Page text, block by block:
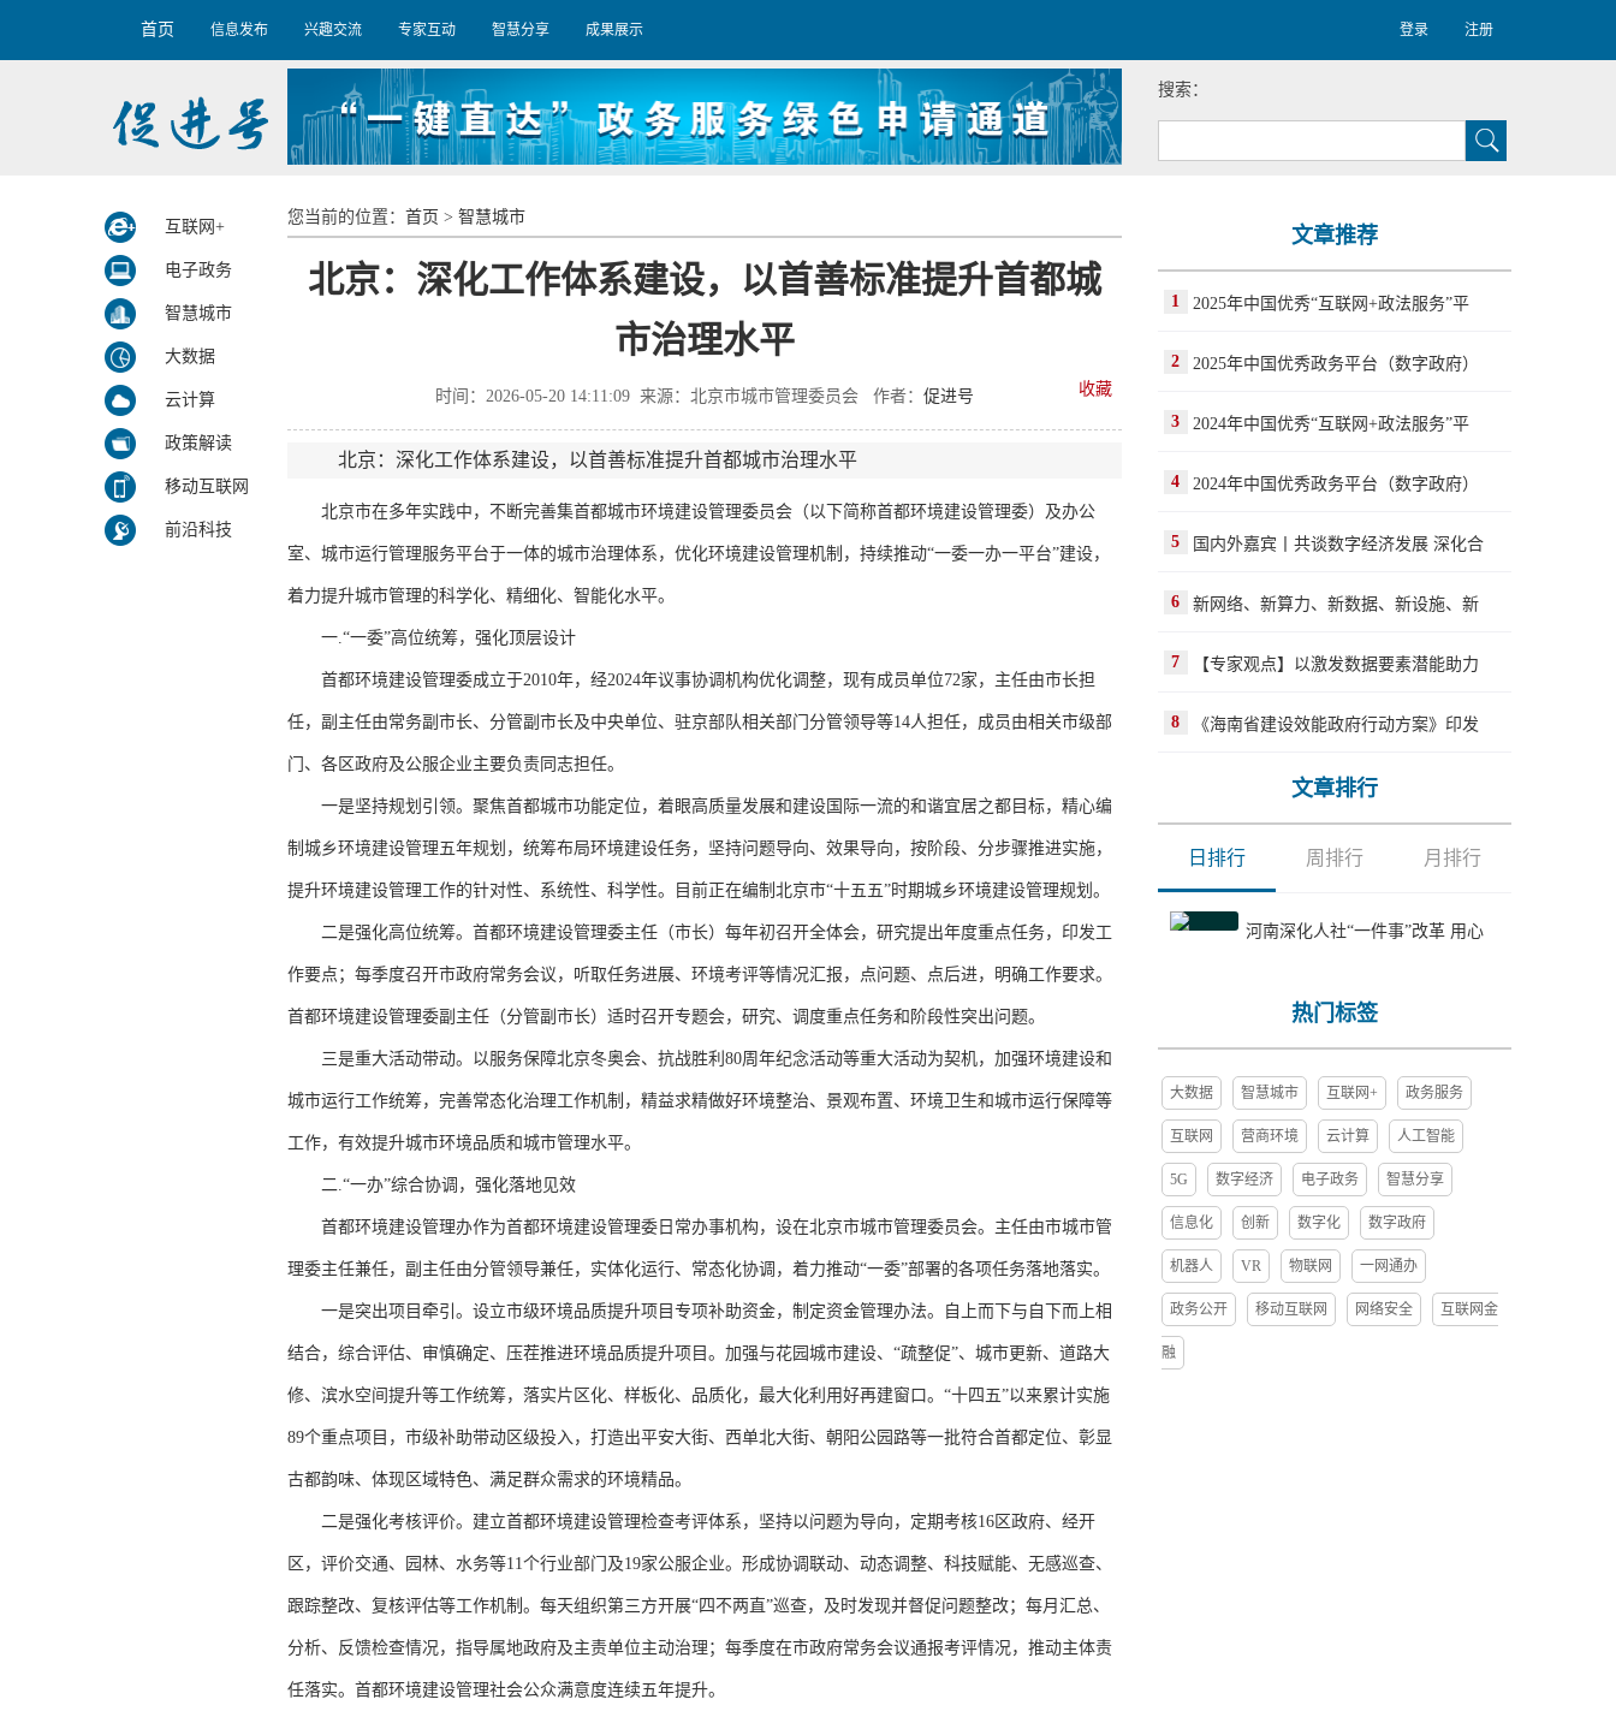
首页 信息发布 兴趣交流 专家互动 智慧分享 成果展示 登录 注册
搜索：
互联网+
电子政务
智慧城市
大数据
云计算
政策解读
移动互联网
前沿科技
您当前的位置： 首页 > 智慧城市
北京：深化工作体系建设，以首善标准提升首都城
市治理水平
时间：2026-05-20 14:11:09 来源：北京市城市管理委员会 作者： 促进号 收藏
北京：深化工作体系建设，以首善标准提升首都城市治理水平
北京市在多年实践中，不断完善集首都城市环境建设管理委员会（以下简称首都环境建设管理委）及办公
室、城市运行管理服务平台于一体的城市治理体系，优化环境建设管理机制，持续推动“一委一办一平台”建设，
着力提升城市管理的科学化、精细化、智能化水平。
一.“一委”高位统筹，强化顶层设计
首都环境建设管理委成立于2010年，经2024年议事协调机构优化调整，现有成员单位72家，主任由市长担
任，副主任由常务副市长、分管副市长及中央单位、驻京部队相关部门分管领导等14人担任，成员由相关市级部
门、各区政府及公服企业主要负责同志担任。
一是坚持规划引领。聚焦首都城市功能定位，着眼高质量发展和建设国际一流的和谐宜居之都目标，精心编
制城乡环境建设管理五年规划，统筹布局环境建设任务，坚持问题导向、效果导向，按阶段、分步骤推进实施，
提升环境建设管理工作的针对性、系统性、科学性。目前正在编制北京市“十五五”时期城乡环境建设管理规划。
二是强化高位统筹。首都环境建设管理委主任（市长）每年初召开全体会，研究提出年度重点任务，印发工
作要点；每季度召开市政府常务会议，听取任务进展、环境考评等情况汇报，点问题、点后进，明确工作要求。
首都环境建设管理委副主任（分管副市长）适时召开专题会，研究、调度重点任务和阶段性突出问题。
三是重大活动带动。以服务保障北京冬奥会、抗战胜利80周年纪念活动等重大活动为契机，加强环境建设和
城市运行工作统筹，完善常态化治理工作机制，精益求精做好环境整治、景观布置、环境卫生和城市运行保障等
工作，有效提升城市环境品质和城市管理水平。
二.“一办”综合协调，强化落地见效
首都环境建设管理办作为首都环境建设管理委日常办事机构，设在北京市城市管理委员会。主任由市城市管
理委主任兼任，副主任由分管领导兼任，实体化运行、常态化协调，着力推动“一委”部署的各项任务落地落实。
一是突出项目牵引。设立市级环境品质提升项目专项补助资金，制定资金管理办法。自上而下与自下而上相
结合，综合评估、审慎确定、压茬推进环境品质提升项目。加强与花园城市建设、“疏整促”、城市更新、道路大
修、滨水空间提升等工作统筹，落实片区化、样板化、品质化，最大化利用好再建窗口。“十四五”以来累计实施
89个重点项目，市级补助带动区级投入，打造出平安大街、西单北大街、朝阳公园路等一批符合首都定位、彰显
古都韵味、体现区域特色、满足群众需求的环境精品。
二是强化考核评价。建立首都环境建设管理检查考评体系，坚持以问题为导向，定期考核16区政府、经开
区，评价交通、园林、水务等11个行业部门及19家公服企业。形成协调联动、动态调整、科技赋能、无感巡查、
跟踪整改、复核评估等工作机制。每天组织第三方开展“四不两直”巡查，及时发现并督促问题整改；每月汇总、
分析、反馈检查情况，指导属地政府及主责单位主动治理；每季度在市政府常务会议通报考评情况，推动主体责
任落实。首都环境建设管理社会公众满意度连续五年提升。
文章推荐
1 2025年中国优秀“互联网+政法服务”平
2 2025年中国优秀政务平台（数字政府）
3 2024年中国优秀“互联网+政法服务”平
4 2024年中国优秀政务平台（数字政府）
5 国内外嘉宾丨共谈数字经济发展 深化合
6 新网络、新算力、新数据、新设施、新
7 【专家观点】以激发数据要素潜能助力
8 《海南省建设效能政府行动方案》印发
文章排行
日排行 周排行 月排行
河南深化人社“一件事”改革 用心
热门标签
大数据 智慧城市 互联网+ 政务服务
互联网 营商环境 云计算 人工智能
5G 数字经济 电子政务 智慧分享
信息化 创新 数字化 数字政府
机器人 VR 物联网 一网通办
政务公开 移动互联网 网络安全 互联网金
融